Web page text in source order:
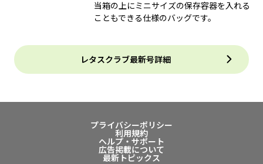
当箱の上にミニサイズの保存容器を入れる
こともできる仕様のバッグです。
レタスクラブ最新号詳細
プライバシーポリシー
利用規約
ヘルプ・サポート
広告掲載について
最新トピックス